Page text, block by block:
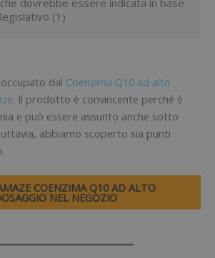
dovrebbe essere indicata in base
(1)
dal Coenzima Q10 ad alto
. Il prodotto è convincente perché è
e può essere assunto anche sotto
abbiamo scoperto sia punti
COENZIMA Q10 AD ALTO
NEL NEGOZIO